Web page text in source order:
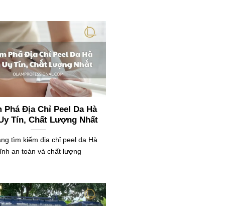
Phá Địa Chỉ Peel Da Hà
Tín, Chất Lượng Nhất
tìm kiếm địa chỉ peel da Hà
an toàn và chất lượng